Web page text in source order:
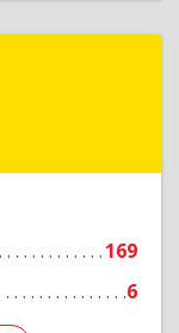
169
6